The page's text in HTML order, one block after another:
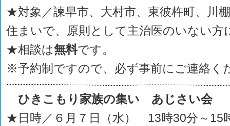
★対象／諫早市、大村市、東彼杵町、川
住まいで、原則として主治医のいない方
★相談は無料です。
※予約制ですので、必ず事前にご連絡く
ひきこもり家族の集い あじさい会
★日時／６月７日（水） 13時30分～15